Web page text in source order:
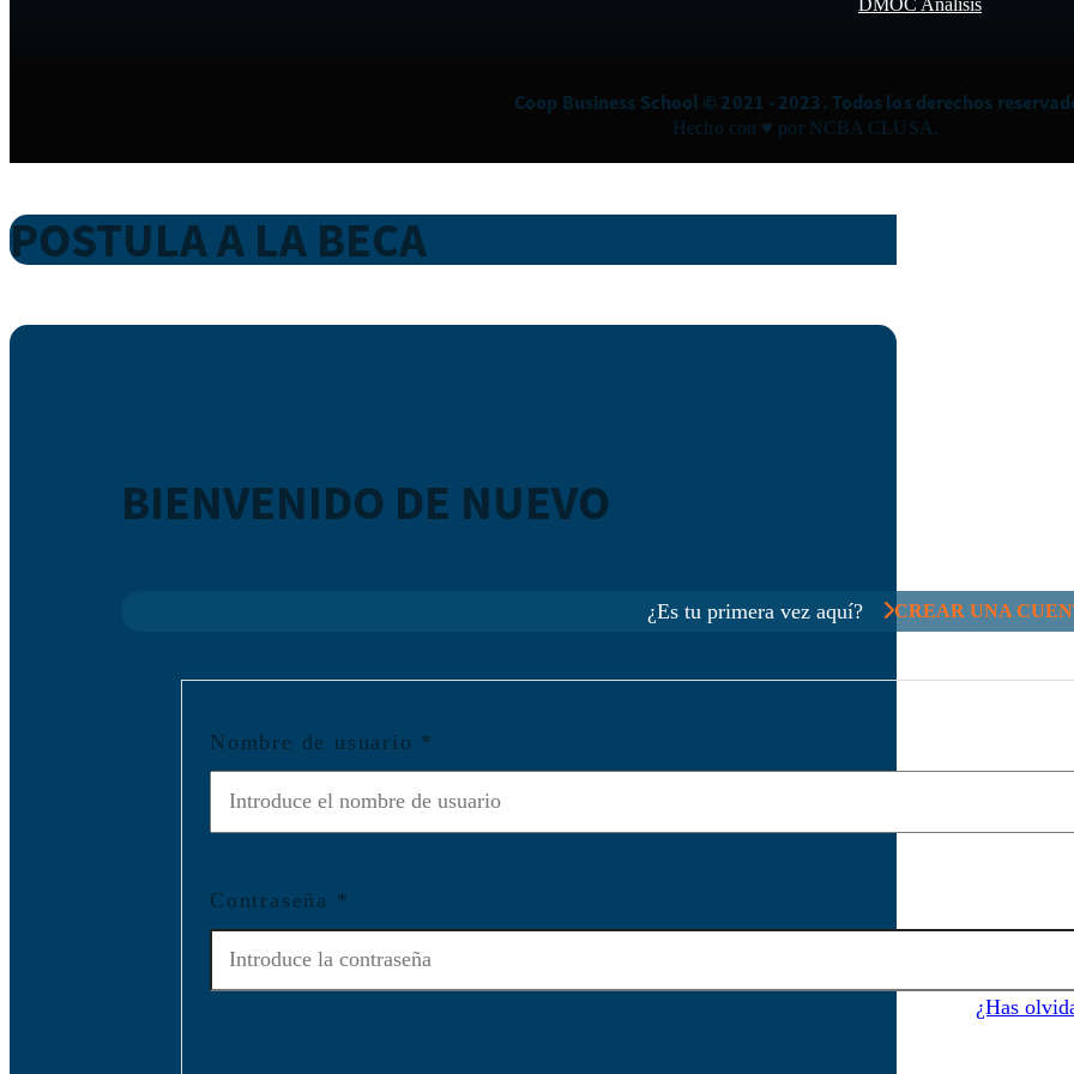
DMOC Análisis
Coop Business School © 2021 - 2023. Todos los derechos
Hecho con ♥ por NCBA CLUSA.
POSTULA A LA BECA
BIENVENIDO DE NUEVO
¿Es tu primera vez aquí? CREAR UNA
Nombre de usuario *
Contraseña *
¿Has